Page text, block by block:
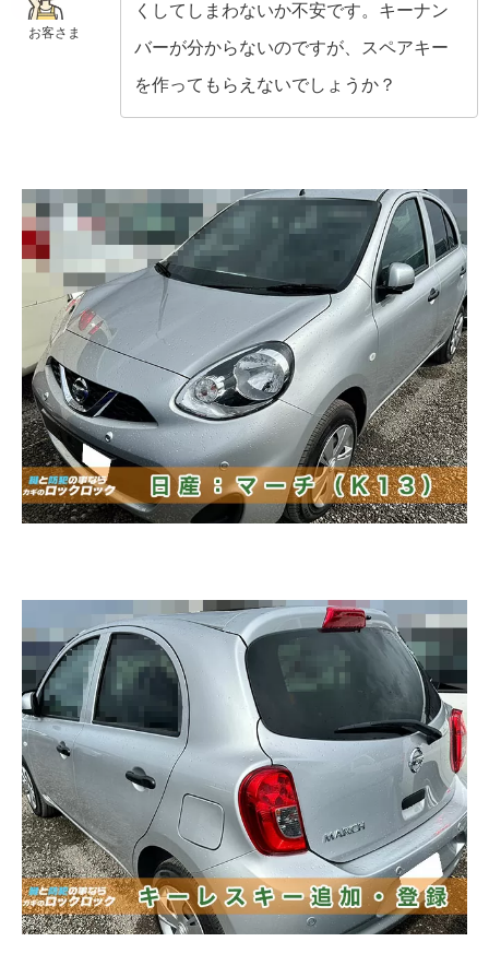
お客さま
くしてしまわないか不安です。キーナン
バーが分からないのですが、スペアキー
を作ってもらえないでしょうか？